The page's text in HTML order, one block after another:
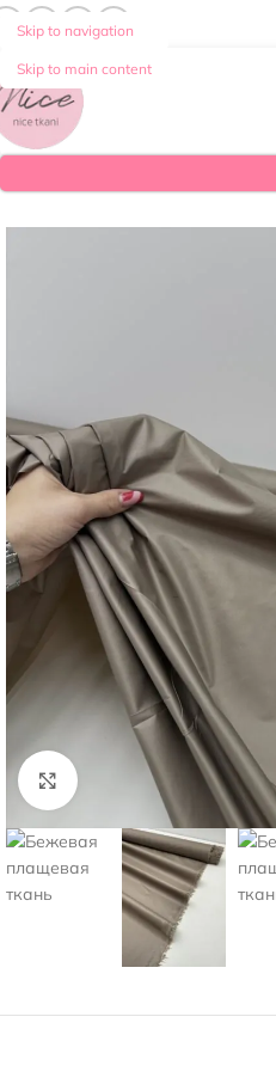
Skip to navigation
Skip to main content
Нажмите, чтобы увеличить